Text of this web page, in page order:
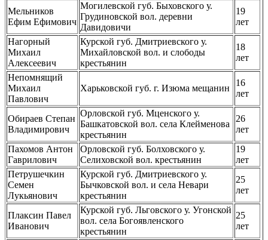
Мельников
Ефим Ефимович
Могилевской губ. Быховского у.
Грудиновской вол. деревни
Давидовичи
19
лет
Нагорный
Михаил
Алексеевич
Курской губ. Дмитриевского у.
Михайловской вол. и слободы
крестьянин
18
лет
Непомнящий
Михаил
Павлович
Харьковской губ. г. Изюма мещанин
16
лет
Обираев Степан
Владимирович
Орловской губ. Мценского у.
Башкатовской вол. села Клейменова
крестьянин
26
лет
Пахомов Антон
Гаврилович
Орловской губ. Болховского у.
Селиховской вол. крестьянин
19
лет
Петрушечкин
Семен
Лукьянович
Курской губ. Дмитриевского у.
Бычковской вол. и села Невари
крестьянин
25
лет
Плаксин Павел
Иванович
Курской губ. Льговского у. Угонской
вол. села Богоявленского
крестьянин
25
лет